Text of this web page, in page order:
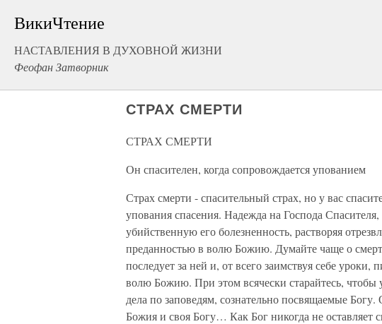
ВикиЧтение
НАСТАВЛЕНИЯ В ДУХОВНОЙ ЖИЗНИ
Феофан Затворник
СТРАХ СМЕРТИ
СТРАХ СМЕРТИ
Он спасителен, когда сопровождается упованием
Страх смерти - спасительный страх, но у вас
упования спасения. Надежда на Господа
убийственную его болезненность, растворяя
преданностью в волю Божию. Думайте чаще о
последует за ней и, от всего заимствуя себе
волю Божию. При этом всячески старайтесь, чтобы
дела по заповедям, сознательно посвящаемые Богу.
Божия и своя Богу… Как Бог никогда не оставляет